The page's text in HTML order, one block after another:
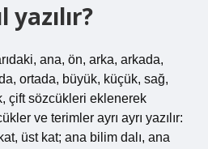
yazılır?
ana, ön, arka, arkada,
ortada, büyük, küçük, sağ,
çift sözcükleri eklenerek
ve terimler ayrı ayrı yazılır:
üst kat; ana bilim dalı, ana